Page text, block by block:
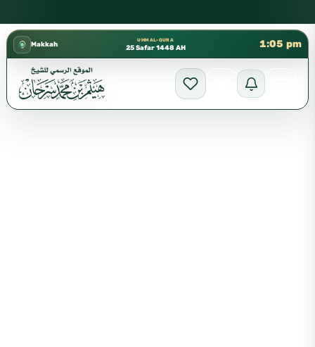
Makkah
UMM AL-QURA
25 Safar 1448 AH 1:05 pm